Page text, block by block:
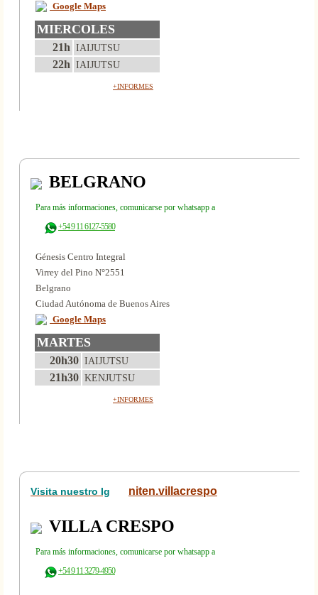
Google Maps
MIERCOLES
21h IAIJUTSU
22h IAIJUTSU
+INFORMES
BELGRANO
Para más informaciones, comunicarse por whatsapp a
+54 9 11 6127-5580
Génesis Centro Integral
Virrey del Pino N°2551
Belgrano
Ciudad Autónoma de Buenos Aires
Google Maps
MARTES
20h30 IAIJUTSU
21h30 KENJUTSU
+INFORMES
Visita nuestro Ig niten.villacrespo
VILLA CRESPO
Para más informaciones, comunicarse por whatsapp a
+54 9 11 3279-4950